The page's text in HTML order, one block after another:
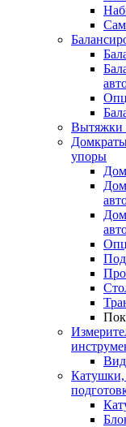
Вытяжки
упоры
Катушки,